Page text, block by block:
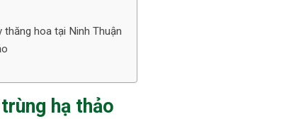
hoa tại Ninh Thuận
hạ thảo